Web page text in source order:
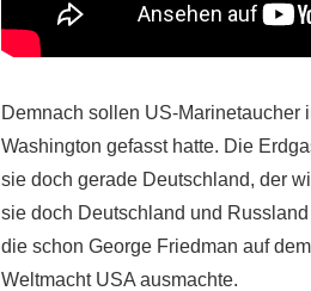
Demnach sollen US-Marinetaucher
Washington gefasst hatte. Die
sie doch gerade Deutschland, der
sie doch Deutschland und
die schon George Friedman auf
Weltmacht USA ausmachte.